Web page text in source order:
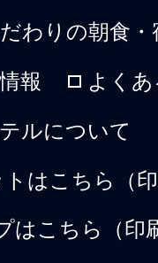
わりの朝食
報 よく
ルについて
はこちら（
はこちら（印